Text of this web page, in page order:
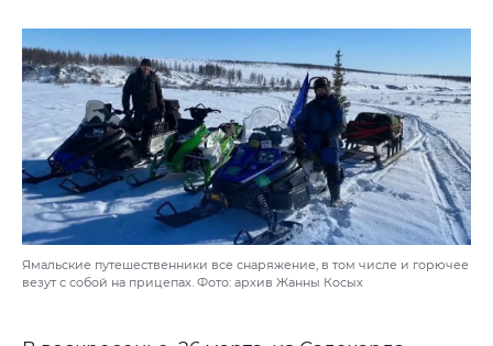
Ямальские путешественники все снаряжение, в том числе и горючее
везут с собой на прицепах. Фото: архив Жанны Косых